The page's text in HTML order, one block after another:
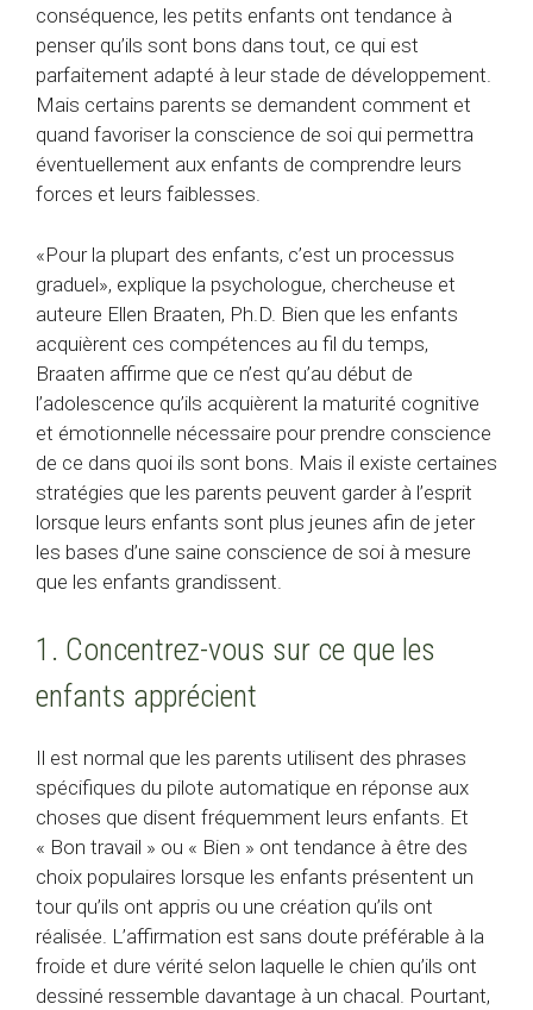
conséquence, les petits enfants ont tendance à
penser qu’ils sont bons dans tout, ce qui est
parfaitement adapté à leur stade de développement.
Mais certains parents se demandent comment et
quand favoriser la conscience de soi qui permettra
éventuellement aux enfants de comprendre leurs
forces et leurs faiblesses.
«Pour la plupart des enfants, c’est un processus
graduel», explique la psychologue, chercheuse et
auteure Ellen Braaten, Ph.D. Bien que les enfants
acquièrent ces compétences au fil du temps,
Braaten affirme que ce n’est qu’au début de
l’adolescence qu’ils acquièrent la maturité cognitive
et émotionnelle nécessaire pour prendre conscience
de ce dans quoi ils sont bons. Mais il existe certaines
stratégies que les parents peuvent garder à l’esprit
lorsque leurs enfants sont plus jeunes afin de jeter
les bases d’une saine conscience de soi à mesure
que les enfants grandissent.
1. Concentrez-vous sur ce que les
enfants apprécient
Il est normal que les parents utilisent des phrases
spécifiques du pilote automatique en réponse aux
choses que disent fréquemment leurs enfants. Et
« Bon travail » ou « Bien » ont tendance à être des
choix populaires lorsque les enfants présentent un
tour qu’ils ont appris ou une création qu’ils ont
réalisée. L’affirmation est sans doute préférable à la
froide et dure vérité selon laquelle le chien qu’ils ont
dessiné ressemble davantage à un chacal. Pourtant,